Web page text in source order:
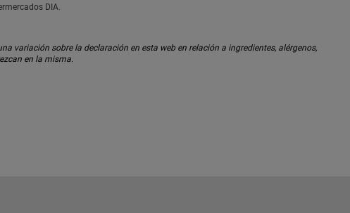
DIA.
variación sobre la declaración en esta web en relación a ingredientes, alérgenos,
en la misma.